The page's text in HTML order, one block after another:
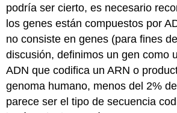
podría ser cierto, es necesario
los genes están compuestos por
no consiste en genes (para fines
discusión, definimos un gen como
ADN que codifica un ARN o
genoma humano, menos del 2%
parece ser el tipo de secuencia